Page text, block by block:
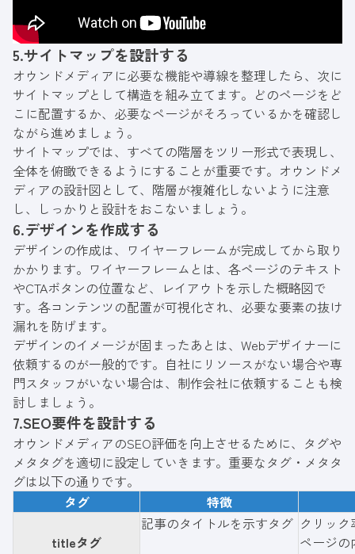
5.サイトマップを設計する
オウンドメディアに必要な機能や導線を整理したら、次に
サイトマップとして構造を組み立てます。どのページをど
こに配置するか、必要なページがそろっているかを確認し
ながら進めましょう。
サイトマップでは、すべての階層をツリー形式で表現し、
全体を俯瞰できるようにすることが重要です。オウンドメ
ディアの設計図として、階層が複雑化しないように注意
し、しっかりと設計をおこないましょう。
6.デザインを作成する
デザインの作成は、ワイヤーフレームが完成してから取り
かかります。ワイヤーフレームとは、各ページのテキスト
やCTAボタンの位置など、レイアウトを示した概略図で
す。各コンテンツの配置が可視化され、必要な要素の抜け
漏れを防げます。
デザインのイメージが固まったあとは、Webデザイナーに
依頼するのが一般的です。自社にリソースがない場合や専
門スタッフがいない場合は、制作会社に依頼することも検
討しましょう。
7.SEO要件を設計する
オウンドメディアのSEO評価を向上させるために、タグや
メタタグを適切に設定していきます。重要なタグ・メタタ
グは以下の通りです。
タグ
特徴
titleタグ
記事のタイトルを示すタグ クリッ
ページ